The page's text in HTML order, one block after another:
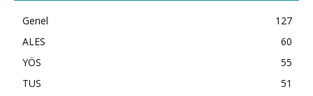
Genel
127
ALES
60
YÖS
55
TUS
51